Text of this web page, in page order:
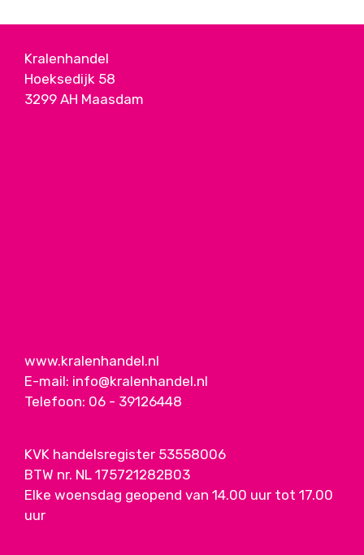
Kralenhandel
Hoeksedijk 58
3299 AH Maasdam
www.kralenhandel.nl
E-mail: info@kralenhandel.nl
Telefoon: 06 - 39126448
KVK handelsregister 53558006
BTW nr. NL 175721282B03
Elke woensdag geopend van 14.00 uur tot 17.00
uur